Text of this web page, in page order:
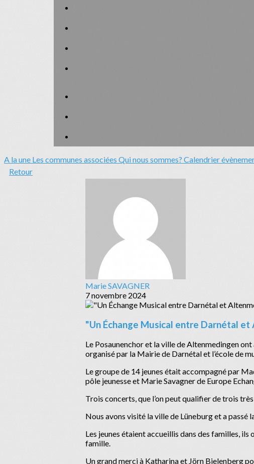
A la une Les communes associées Qui nous sommes? Calendrier
Retour
Marie SAVAGNER
7 novembre 2024
"Un Échange Musical entre Darnétal
Le Posaunenchor et la ville de Altenmedingen
organisé par la Mairie de Darnétal et l’école de
Le groupe de 14 jeunes était accompagné par
pôle jeunesse et Marie Savagner de Europe
Trois concerts, que l’on peut qualifier de trois
Nous avons visité la ville de Lüneburg et a
Les jeunes étaient accueillis dans des familles, ils
famille.
Un grand merci à Katharina et Jörn Bielenberg